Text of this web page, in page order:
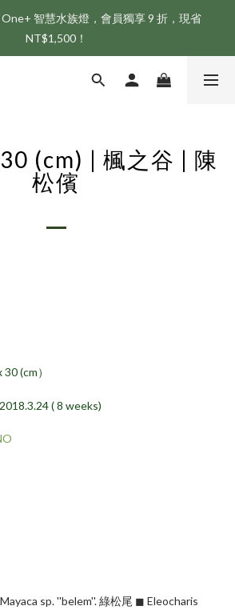
折 $100 優惠，立即點我註冊！！
智慧水族燈，會員獨享 9 折，現省
NT$1,500！
折 $100 優惠，立即點我註冊！！
(cm) | 楓之谷 | 陳
松儐
(cm）
( 8 weeks)
sp. ''belem''. 綠松尾 ◼︎ Eleocharis